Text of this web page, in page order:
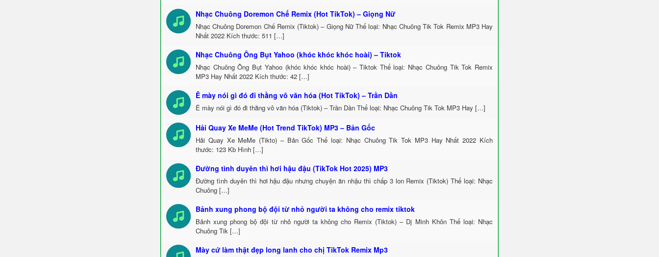
Nhạc Chuông Doremon Chế Remix (Hot TikTok) – Giọng Nữ
Nhạc Chuông Doremon Chế Remix (Tiktok) – Giọng Nữ Thể loại: Nhạc Chuông Tik Tok Remix MP3 Hay
Nhất 2022 Kích thước: 511 […]
Nhạc Chuông Ông Bụt Yahoo (khóc khóc khóc hoài) – Tiktok
Nhạc Chuông Ông Bụt Yahoo (khóc khóc khóc hoài) – Tiktok Thể loại: Nhạc Chuông Tik Tok Remix
MP3 Hay Nhất 2022 Kích thước: 42 […]
Ê mày nói gì đó đi thằng vô văn hóa (Hot TikTok) – Trần Dần
Ê mày nói gì đó đi thằng vô văn hóa (Tiktok) – Trần Dần Thể loại: Nhạc Chuông Tik Tok MP3 Hay […]
Hải Quay Xe MeMe (Hot Trend TikTok) MP3 – Bản Gốc
Hải Quay Xe MeMe (Tikto) – Bản Gốc Thể loại: Nhạc Chuông Tik Tok MP3 Hay Nhất 2022 Kích
thước: 123 Kb Hình […]
Đường tình duyên thì hơi hậu đậu (TikTok Hot 2025) MP3
Đường tình duyên thì hơi hậu đậu nhưng chuyện ăn nhậu thì chấp 3 lon Remix (Tiktok) Thể loại: Nhạc
Chuông […]
Bảnh xung phong bộ đội từ nhỏ người ta không cho remix tiktok
Bảnh xung phong bộ đội từ nhỏ người ta không cho Remix (Tiktok) – Dj Minh Khôn Thể loại: Nhạc
Chuông Tik […]
Mày cứ làm thật đẹp long lanh cho chị TikTok Remix Mp3